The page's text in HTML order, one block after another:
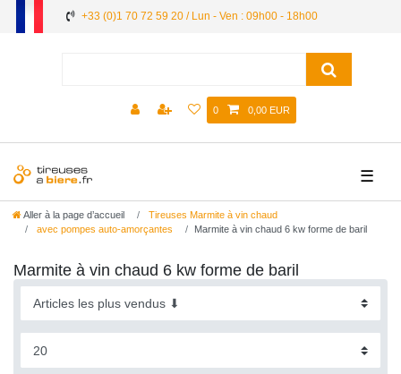
+33 (0)1 70 72 59 20 / Lun - Ven : 09h00 - 18h00
0 0,00 EUR
☰
Aller à la page d’accueil
Tireuses Marmite à vin chaud
avec pompes auto-amorçantes
Marmite à vin chaud 6 kw forme de baril
Marmite à vin chaud 6 kw forme de baril